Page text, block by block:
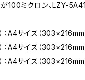
100ミクロン、LZY-
A4サイズ（303×216mm
A4サイズ（303×216mm
A4サイズ（303×216mm